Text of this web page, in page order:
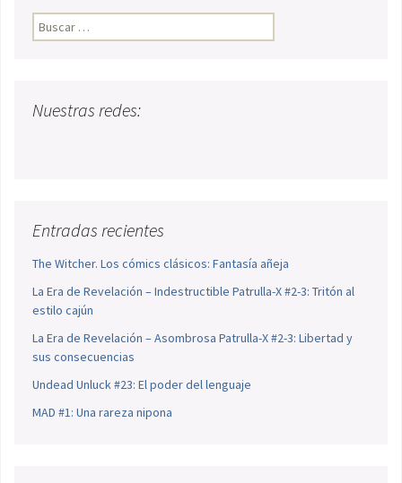
Buscar:
Nuestras redes:
Entradas recientes
The Witcher. Los cómics clásicos: Fantasía añeja
La Era de Revelación – Indestructible Patrulla-X #2-3: Tritón al
estilo cajún
La Era de Revelación – Asombrosa Patrulla-X #2-3: Libertad y
sus consecuencias
Undead Unluck #23: El poder del lenguaje
MAD #1: Una rareza nipona